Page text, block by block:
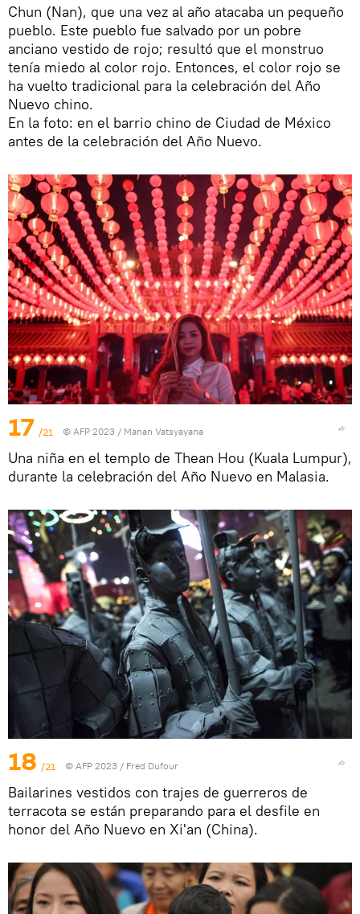
Chun (Nan), que una vez al año atacaba un pequeño
pueblo. Este pueblo fue salvado por un pobre
anciano vestido de rojo; resultó que el monstruo
tenía miedo al color rojo. Entonces, el color rojo se
ha vuelto tradicional para la celebración del Año
Nuevo chino.
En la foto: en el barrio chino de Ciudad de México
antes de la celebración del Año Nuevo.
17 /21 © AFP 2023 / Manan Vatsyayana
Una niña en el templo de Thean Hou (Kuala Lumpur),
durante la celebración del Año Nuevo en Malasia.
18 /21 © AFP 2023 / Fred Dufour
Bailarines vestidos con trajes de guerreros de
terracota se están preparando para el desfile en
honor del Año Nuevo en Xi'an (China).